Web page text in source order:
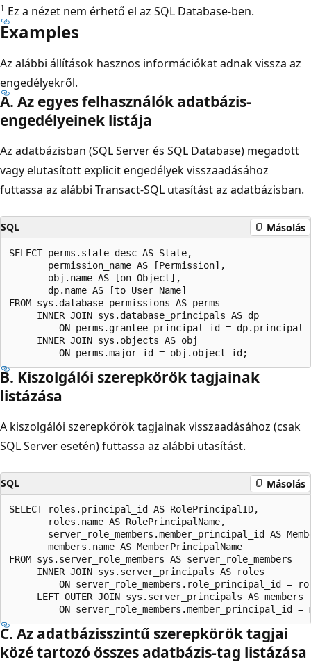
1 Ez a nézet nem érhető el az SQL Database-ben.
Examples
Az alábbi állítások hasznos információkat adnak vissza az
engedélyekről.
A. Az egyes felhasználók adatbázis-
engedélyeinek listája
Az adatbázisban (SQL Server és SQL Database) megadott
vagy elutasított explicit engedélyek visszaadásához
futtassa az alábbi Transact-SQL utasítást az adatbázisban.
SQL Másolás
SELECT perms.state_desc AS State,
       permission_name AS [Permission],
       obj.name AS [on Object],
       dp.name AS [to User Name]
FROM sys.database_permissions AS perms
     INNER JOIN sys.database_principals AS dp
ON perms.grantee_principal_id =
     INNER JOIN sys.objects AS obj
B. Kiszolgálói szerepkörök tagjainak
listázása
A kiszolgálói szerepkörök tagjainak visszaadásához (csak
SQL Server esetén) futtassa az alábbi utasítást.
SQL Másolás
SELECT roles.principal_id AS RolePrincipalID,
       roles.name AS RolePrincipalName,
server_role_members.member_principal_id AS
       members.name AS MemberPrincipalName
FROM sys.server_role_members AS server_role_members
     INNER JOIN sys.server_principals AS roles
ON server_role_members.role_principal_id =
     LEFT OUTER JOIN sys.server_principals AS members
C. Az adatbázisszintű szerepkörök tagjai
közé tartozó összes adatbázis-tag listázása